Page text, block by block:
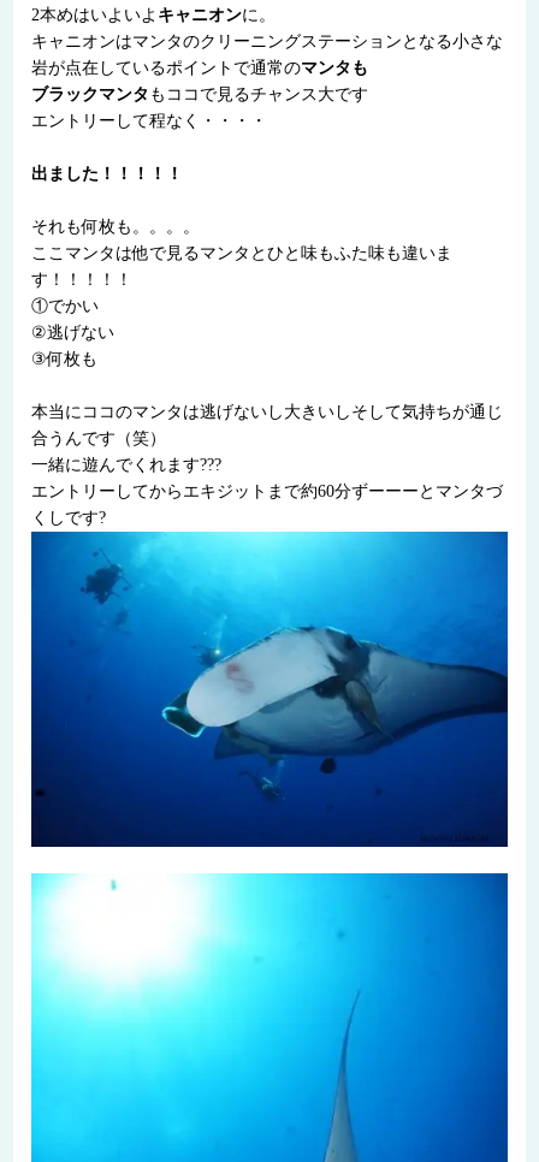
2本めはいよいよ キャニオンに。
キャニオンはマンタのクリーニングステーションとなる小さな
岩が点在しているポイントで通常のマンタも
ブラックマンタ もココで見るチャンス大です
エントリーして程なく・・・・
出ました！！！！！
それも何枚も。。。。
ここマンタは他で見るマンタとひと味もふた味も違いま
す！！！！！
①でかい
②逃げない
③何枚も
本当にココのマンタは逃げないし大きいしそして気持ちが通じ
合うんです（笑）
一緒に遊んでくれます???
エントリーしてからエキジットまで約60分ずーーーとマンタづ
くしです?